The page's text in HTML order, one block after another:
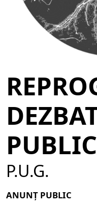
P.U.G.
ANUNȚ PUBLIC